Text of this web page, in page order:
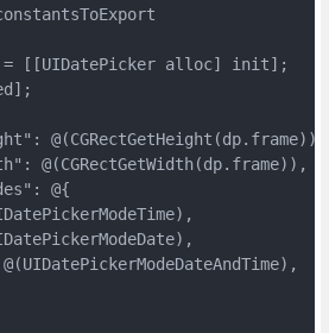
[[UIDatePicker alloc] init];
@(CGRectGetHeight(dp.frame)),
@(CGRectGetWidth(dp.frame)),
@{